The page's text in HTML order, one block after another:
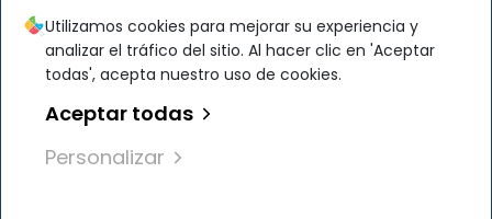
Utilizamos cookies para mejorar su experiencia y
analizar el tráfico del sitio. Al hacer clic en 'Aceptar
todas', acepta nuestro uso de cookies.
Aceptar todas
Personalizar
Interactively Software Solutions S.R.L. cuenta con las